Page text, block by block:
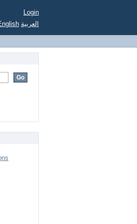
Login
العربية